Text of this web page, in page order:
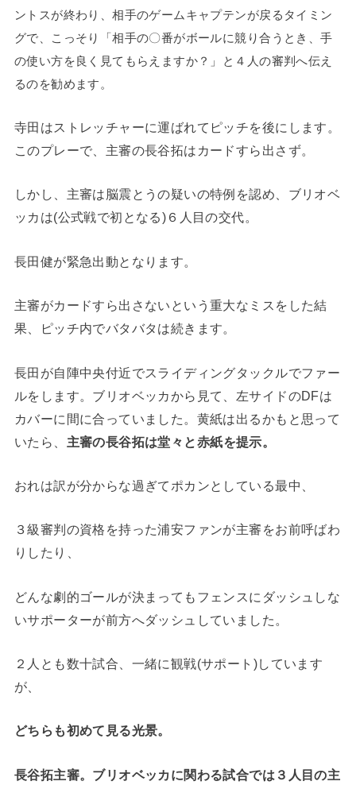
ントスが終わり、相手のゲームキャプテンが戻るタイミン
グで、こっそり「相手の〇番がボールに競り合うとき、手
の使い方を良く見てもらえますか？」と４人の審判へ伝え
るのを勧めます。
寺田はストレッチャーに運ばれてピッチを後にします。
このプレーで、主審の長谷拓はカードすら出さず。
しかし、主審は脳震とうの疑いの特例を認め、ブリオベ
ッカは(公式戦で初となる)６人目の交代。
長田健が緊急出動となります。
主審がカードすら出さないという重大なミスをした結
果、ピッチ内でバタバタは続きます。
長田が自陣中央付近でスライディングタックルでファー
ルをします。ブリオベッカから見て、左サイドのDFは
カバーに間に合っていました。黄紙は出るかもと思って
いたら、 主審の長谷拓は堂々と赤紙を提示。
おれは訳が分からな過ぎてポカンとしている最中、
３級審判の資格を持った浦安ファンが主審をお前呼ばわ
りしたり、
どんな劇的ゴールが決まってもフェンスにダッシュしな
いサポーターが前方へダッシュしていました。
２人とも数十試合、一緒に観戦(サポート)しています
が、
どちらも初めて見る光景。
長谷拓主審。ブリオベッカに関わる試合では３人目の主